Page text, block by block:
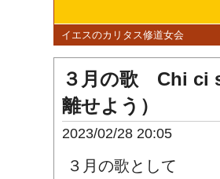
イエスのカリタス修道女会
３月の歌 Chi ci
離せよう）
2023/02/28 20:05
３月の歌として